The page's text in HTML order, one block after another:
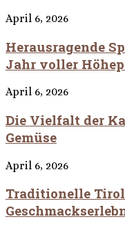
April 6, 2026
Herausragende
Jahr voller
April 6, 2026
Die Vielfalt der
Gemüse
April 6, 2026
Traditionelle